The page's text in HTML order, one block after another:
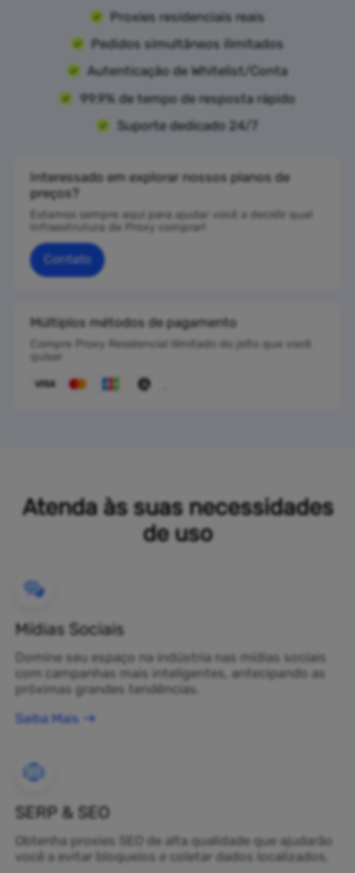
Proxies residenciais reais
Pedidos simultâneos ilimitados
Autenticação de Whitelist/Conta
99.9% de tempo de resposta rápido
Suporte dedicado 24/7
Interessado em explorar nossos planos de
preços?
Estamos sempre aqui para ajudar você a decidir qual
Infraestrutura de Proxy comprar!
Contato
Múltiplos métodos de pagamento
Compre Proxy Residencial Ilimitado do jeito que você
quiser
Atenda às suas necessidades
de uso
Mídias Sociais
Domine seu espaço na indústria nas mídias sociais
com campanhas mais inteligentes, antecipando as
próximas grandes tendências.
Saiba Mais
SERP & SEO
Obtenha proxies SEO de alta qualidade que ajudarão
você a evitar bloqueios e coletar dados localizados.